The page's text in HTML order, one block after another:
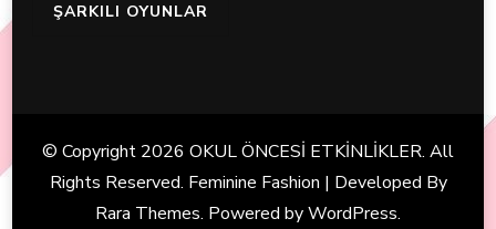
ŞARKILI OYUNLAR
© Copyright 2026 OKUL ÖNCESİ ETKİNLİKLER. All
Rights Reserved. Feminine Fashion | Developed By
Rara Themes. Powered byWordPress.